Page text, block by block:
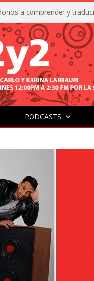
PODCASTS